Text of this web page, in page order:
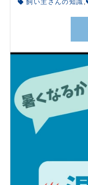
飼い主さんの知識